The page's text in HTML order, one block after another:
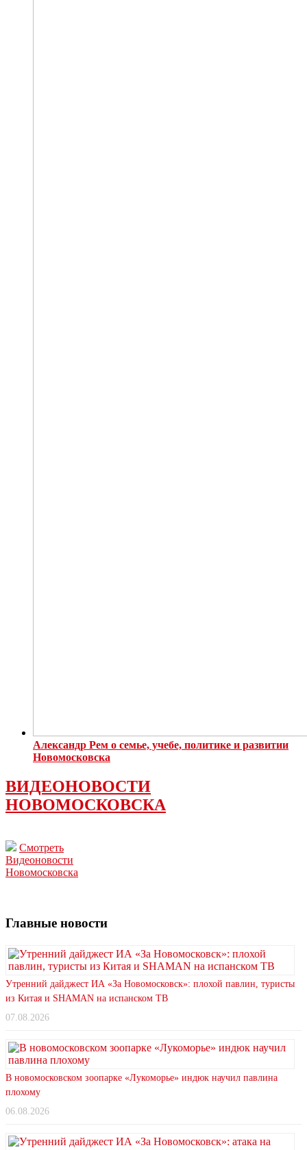
Александр Рем о семье, учебе, политике и развитии
Новомосковска
ВИДЕОНОВОСТИ
НОВОМОСКОВСКА
Смотреть
Видеоновости
Новомосковска
Главные новости
Утренний дайджест ИА «За Новомосковск»: плохой павлин, туристы
из Китая и SHAMAN на испанском ТВ
07.08.2026
В новомосковском зоопарке «Лукоморье» индюк научил павлина
плохому
06.08.2026